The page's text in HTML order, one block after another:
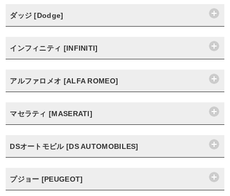
ダッジ [Dodge]
インフィニティ [INFINITI]
アルファロメオ [ALFA ROMEO]
マセラティ [MASERATI]
DSオートモビル [DS AUTOMOBILES]
プジョー [PEUGEOT]